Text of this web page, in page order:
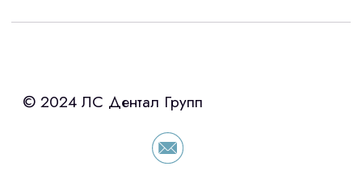
Интересует лизинг?
«Уралпромлизинг» подберем выгодные
условия по лизингу оборудования,
просто оставьте контакты чтобы мы
сориентировали по условиям